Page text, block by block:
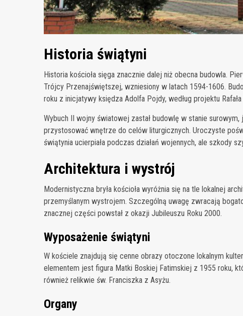
Historia świątyni
Historia kościoła sięga znacznie dalej niż obecna budowla.
Trójcy Przenajświętszej, wzniesiony w latach 1594-1606.
roku z inicjatywy księdza Adolfa Pojdy, według projektu Rafała
Wybuch II wojny światowej zastał budowlę w stanie
przystosować wnętrze do celów liturgicznych. Uroczyste
świątynia ucierpiała podczas działań wojennych, ale szkody
Architektura i wystrój
Modernistyczna bryła kościoła wyróżnia się na tle lokalnej
przemyślanym wystrojem. Szczególną uwagę zwracają
znacznej części powstał z okazji Jubileuszu Roku 2000.
Wyposażenie świątyni
W kościele znajdują się cenne obrazy otoczone lokalnym
elementem jest figura Matki Boskiej Fatimskiej z 1955 roku,
również relikwie św. Franciszka z Asyżu.
Organy